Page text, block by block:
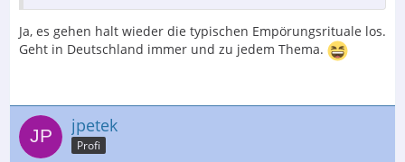
Ja, es gehen halt wieder die typischen Empörungsrituale los.
Geht in Deutschland immer und zu jedem Thema.
jpetek
Profi